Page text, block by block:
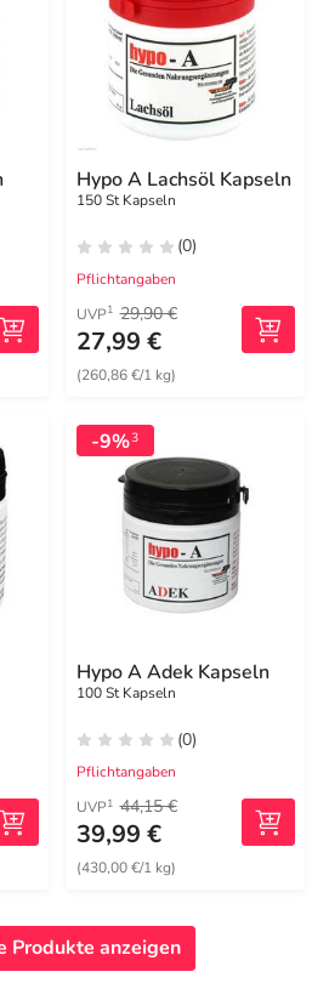
Hypo A Lachsöl Kapseln
150 St Kapseln
(0)
Pflichtangaben
UVP1 29,90 €
27,99 €
(260,86 €/1 kg)
-9%3
Hypo A Adek Kapseln
100 St Kapseln
(0)
Pflichtangaben
UVP1 44,15 €
39,99 €
(430,00 €/1 kg)
Produkte anzeigen